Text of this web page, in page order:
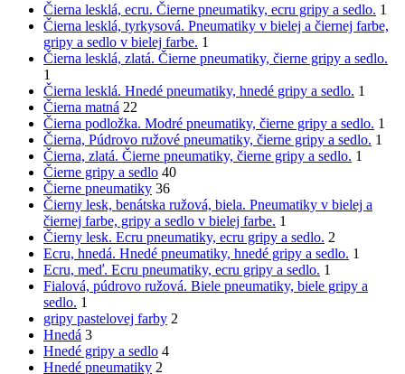
Čierna lesklá, ecru. Čierne pneumatiky, ecru gripy a sedlo. 1
Čierna lesklá, tyrkysová. Pneumatiky v bielej a čiernej farbe,
gripy a sedlo v bielej farbe. 1
Čierna lesklá, zlatá. Čierne pneumatiky, čierne gripy a sedlo.
1
Čierna lesklá. Hnedé pneumatiky, hnedé gripy a sedlo. 1
Čierna matná 22
Čierna podložka. Modré pneumatiky, čierne gripy a sedlo. 1
Čierna, Púdrovo ružové pneumatiky, čierne gripy a sedlo. 1
Čierna, zlatá. Čierne pneumatiky, čierne gripy a sedlo. 1
Čierne gripy a sedlo 40
Čierne pneumatiky 36
Čierny lesk, benátska ružová, biela. Pneumatiky v bielej a
čiernej farbe, gripy a sedlo v bielej farbe. 1
Čierny lesk. Ecru pneumatiky, ecru gripy a sedlo. 2
Ecru, hnedá. Hnedé pneumatiky, hnedé gripy a sedlo. 1
Ecru, meď. Ecru pneumatiky, ecru gripy a sedlo. 1
Fialová, púdrovo ružová. Biele pneumatiky, biele gripy a
sedlo. 1
gripy pastelovej farby 2
Hnedá 3
Hnedé gripy a sedlo 4
Hnedé pneumatiky 2